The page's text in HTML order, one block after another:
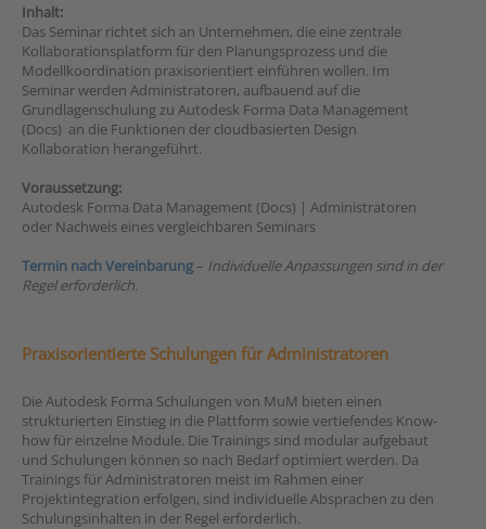
Inhalt:
Das Seminar richtet sich an Unternehmen, die eine zentrale
Kollaborationsplatform für den Planungsprozess und die
Modellkoordination praxisorientiert einführen wollen. Im
Seminar werden Administratoren, aufbauend auf die
Grundlagenschulung zu Autodesk Forma Data Management
(Docs) an die Funktionen der cloudbasierten Design
Kollaboration herangeführt.
Voraussetzung:
Autodesk Forma Data Management (Docs) | Administratoren
oder Nachweis eines vergleichbaren Seminars
Termin nach Vereinbarung– Individuelle Anpassungen sind in der
Regel erforderlich.
Praxisorientierte Schulungen für Administratoren
Die Autodesk Forma Schulungen von MuM bieten einen
strukturierten Einstieg in die Plattform sowie vertiefendes Know-
how für einzelne Module. Die Trainings sind modular aufgebaut
und Schulungen können so nach Bedarf optimiert werden. Da
Trainings für Administratoren meist im Rahmen einer
Projektintegration erfolgen, sind individuelle Absprachen zu den
Schulungsinhalten in der Regel erforderlich.